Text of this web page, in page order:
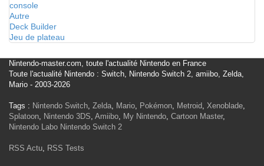
console
Autre
Deck Builder
Jeu de plateau
Nintendo-master.com, toute l'actualité Nintendo en France
Toute l'actualité Nintendo : Switch, Nintendo Switch 2, amiibo, Zelda,
Mario - 2003-2026
Tags : Nintendo Switch, Zelda, Mario, Pokémon, Metroid, Xenoblade,
Splatoon, Nintendo 3DS, Amiibo, My Nintendo, Cartoon Master,
Nintendo Labo Nintendo Switch 2
RSS Actu, RSS Tests